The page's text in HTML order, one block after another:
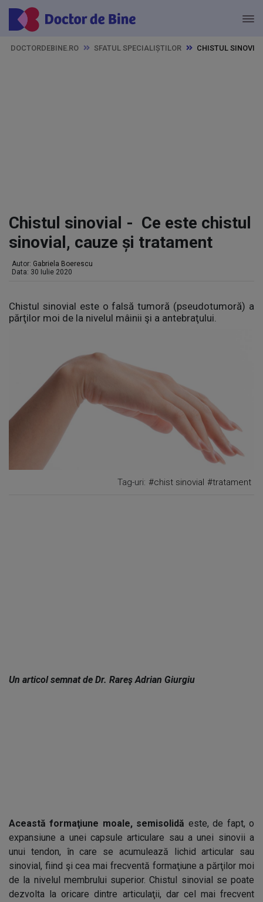
DOCTORDEBINE.RO SFATUL SPECIALIȘTILOR CHISTUL
Chistul sinovial - Ce este chistul
sinovial, cauze și tratament
Autor: Gabriela Boerescu
Data: 30 Iulie 2020
Chistul sinovial este o falsă tumoră (pseudotumoră) a
părţilor moi de la nivelul mâinii şi a antebraţului.
Tag-uri: #chist sinovial #tratament
Un articol semnat de Dr. Rareş Adrian Giurgiu
Această formaţiune moale, semisolidă este, de fapt, o
expansiune a unei capsule articulare sau a unei sinovii a
unui tendon, în care se acumulează lichid articular sau
sinovial, fiind şi cea mai frecventă formaţiune a părţilor moi
de la nivelul membrului superior. Chistul sinovial se poate
dezvolta la oricare dintre articulaţii, dar cel mai frecvent